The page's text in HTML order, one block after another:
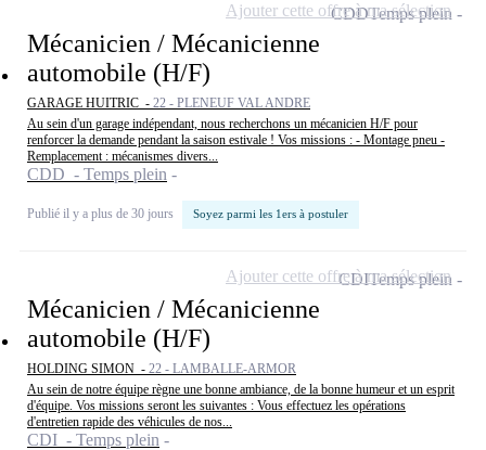
Mécanicien / Mécanicienne
automobile (H/F)
GARAGE HUITRIC - 22 - PLENEUF VAL ANDRE
Au sein d'un garage indépendant, nous recherchons un mécanicien H/F pour
renforcer la demande pendant la saison estivale ! Vos missions : - Montage pneu -
Remplacement : mécanismes divers...
CDD - Temps plein
Publié il y a plus de 30 jours Soyez parmi les 1ers à postuler
CDDTemps plein
Ajouter cette offre à ma sélection
Mécanicien / Mécanicienne
automobile (H/F)
HOLDING SIMON - 22 - LAMBALLE-ARMOR
Au sein de notre équipe règne une bonne ambiance, de la bonne humeur et un esprit
d'équipe. Vos missions seront les suivantes : Vous effectuez les opérations
d'entretien rapide des véhicules de nos...
CDI - Temps plein
CDITemps plein
Ajouter cette offre à ma sélection